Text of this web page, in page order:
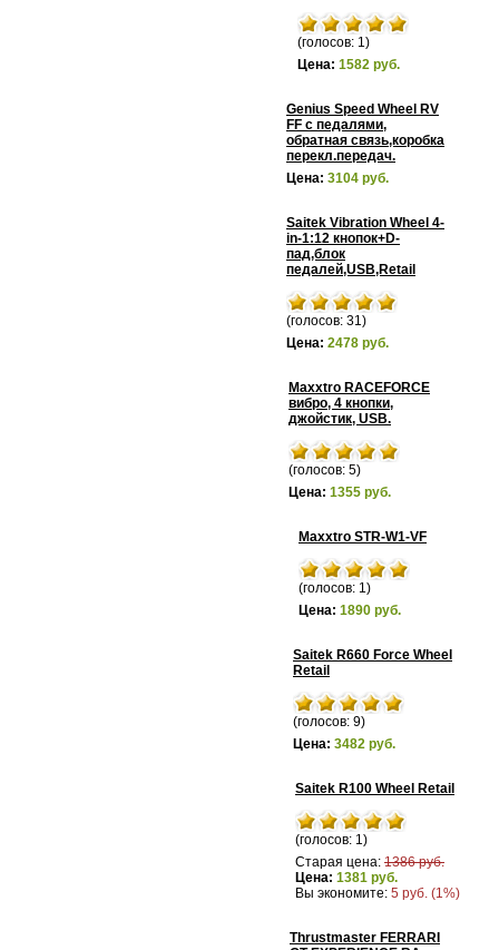
(голосов: 1)
Цена: 1582 руб.
Genius Speed Wheel RV
FF с педалями,
обратная связь,коробка
перекл.передач.
Цена: 3104 руб.
Saitek Vibration Wheel 4-
in-1:12 кнопок+D-
пад,блок
педалей,USB,Retail
(голосов: 31)
Цена: 2478 руб.
Maxxtro RACEFORCE
вибро, 4 кнопки,
джойстик, USB.
(голосов: 5)
Цена: 1355 руб.
Maxxtro STR-W1-VF
(голосов: 1)
Цена: 1890 руб.
Saitek R660 Force Wheel
Retail
(голосов: 9)
Цена: 3482 руб.
Saitek R100 Wheel Retail
(голосов: 1)
Старая цена: 1386 руб.
Цена: 1381 руб.
Вы экономите: 5 руб. (1%)
Thrustmaster FERRARI